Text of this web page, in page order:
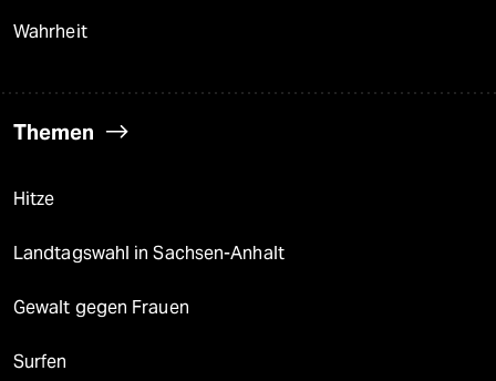
unterstützen
abo
genossenschaft
Wahrheit
Themen
Hitze
Landtagswahl in Sachsen-Anhalt
Gewalt gegen Frauen
Surfen